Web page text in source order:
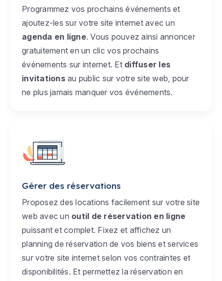
Programmez vos prochains événements et
ajoutez-les sur votre site internet avec un
agenda en ligne. Vous pouvez ainsi annoncer
gratuitement en un clic vos prochains
événements sur internet. Et diffuser les
invitationsau public sur votre site web, pour
ne plus jamais manquer vos événements.
Gérer des réservations
Proposez des locations facilement sur votre site
web avec un outil de réservation en ligne
puissant et complet. Fixez et affichez un
planning de réservation de vos biens et services
sur votre site internet selon vos contraintes et
disponibilités. Et permettez la réservation en